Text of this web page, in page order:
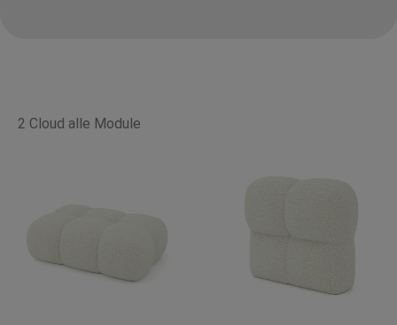
2 Cloud alle Module